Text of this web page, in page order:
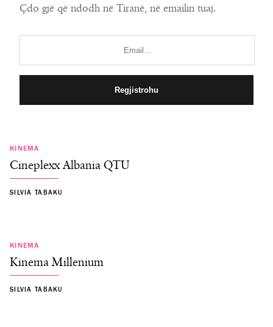
Çdo gjë që ndodh në Tiranë, në emailin tuaj.
KINEMA
Cineplexx Albania QTU
SILVIA TABAKU
KINEMA
Kinema Millenium
SILVIA TABAKU